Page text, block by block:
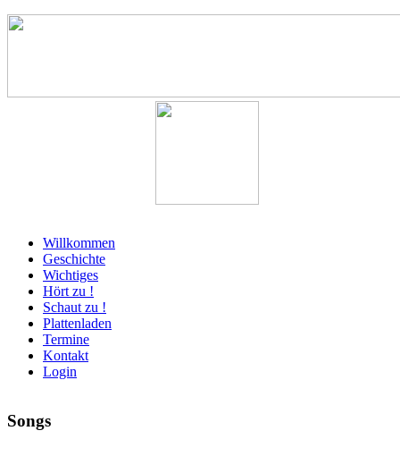
Willkommen
Geschichte
Wichtiges
Hört zu !
Schaut zu !
Plattenladen
Termine
Kontakt
Login
Songs